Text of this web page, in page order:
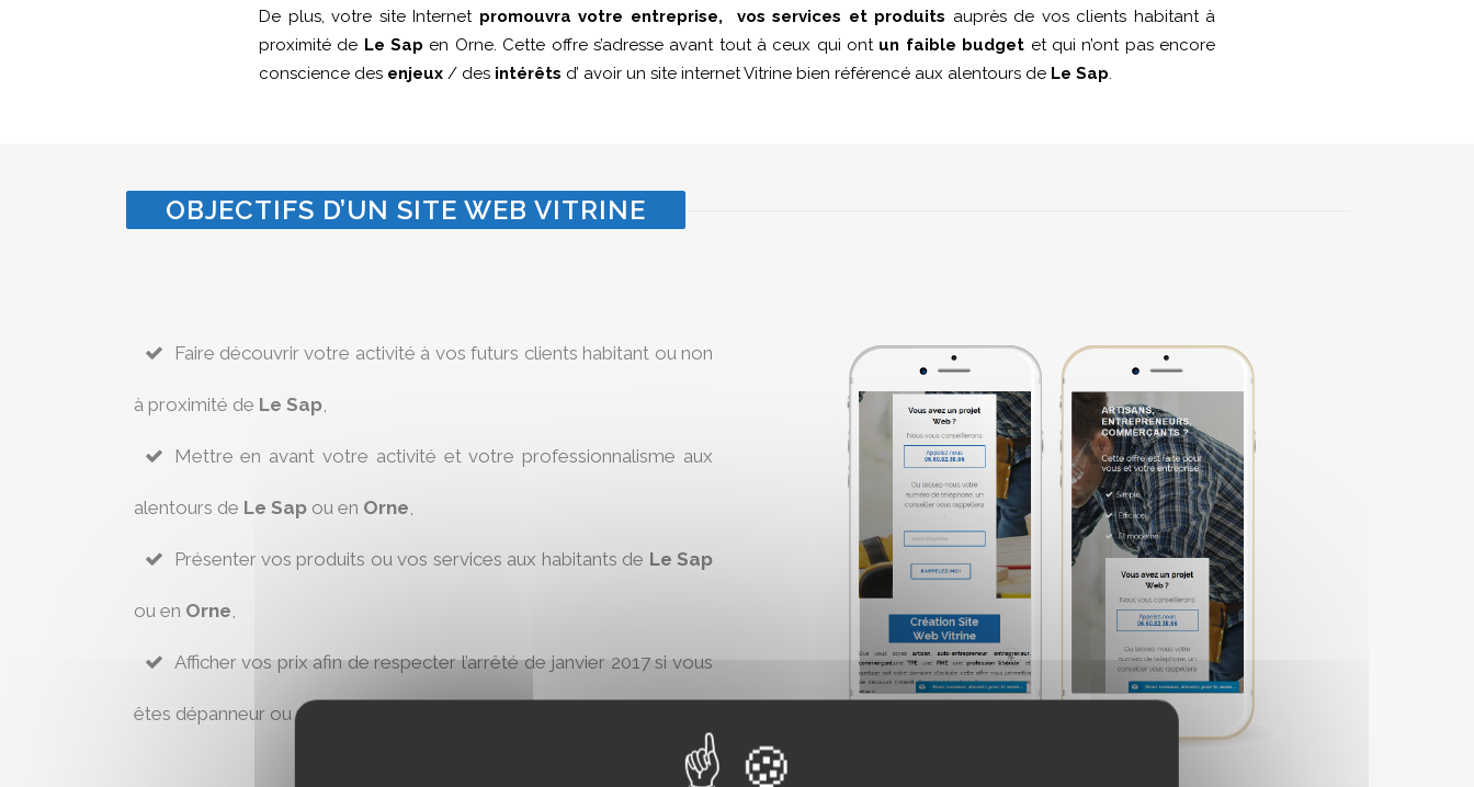
De plus, votre site Internet promouvra votre entreprise, vos services et produits auprès de vos clients habitant à
proximité de Le Sap en Orne. Cette offre s’adresse avant tout à ceux qui ont un faible budget et qui n’ont pas encore
conscience des enjeux / des intérêts d’ avoir un site internet Vitrine bien référencé aux alentours de Le Sap.
OBJECTIFS D’UN SITE WEB VITRINE
Faire découvrir votre activité à vos futurs clients habitant ou non
à proximité de Le Sap,
Mettre en avant votre activité et votre professionnalisme aux
alentours de Le Sapou en Orne
Présenter vos produits ou vos services aux habitants de Le Sap
ou en Orne
Afficher vos prix afin de respecter l’arrêté de janvier 2017 si vous
êtes dépanneur ou réparateur à